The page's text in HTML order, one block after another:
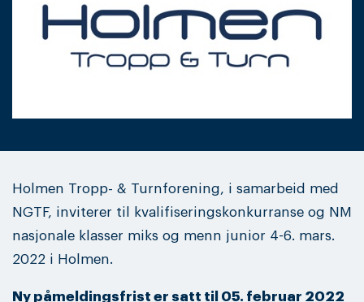
Holmen Tropp- & Turnforening, i samarbeid med
NGTF, inviterer til kvalifiseringskonkurranse og NM
nasjonale klasser miks og menn junior 4-6. mars.
2022 i Holmen.
Ny påmeldingsfrist er satt til 05. februar 2022